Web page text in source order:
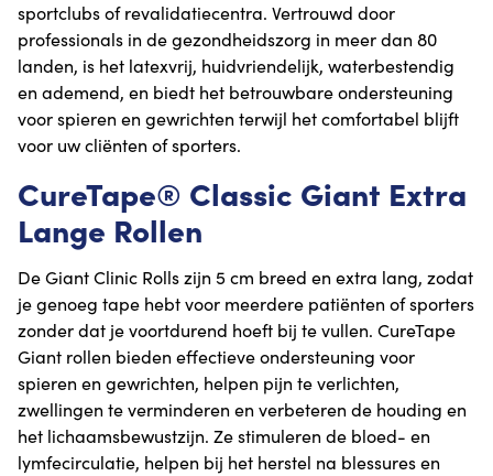
sportclubs of revalidatiecentra. Vertrouwd door
professionals in de gezondheidszorg in meer dan 80
landen, is het latexvrij, huidvriendelijk, waterbestendig
en ademend, en biedt het betrouwbare ondersteuning
voor spieren en gewrichten terwijl het comfortabel blijft
voor uw cliënten of sporters.
CureTape® Classic Giant Extra
Lange Rollen
De Giant Clinic Rolls zijn 5 cm breed en extra lang, zodat
je genoeg tape hebt voor meerdere patiënten of sporters
zonder dat je voortdurend hoeft bij te vullen. CureTape
Giant rollen bieden effectieve ondersteuning voor
spieren en gewrichten, helpen pijn te verlichten,
zwellingen te verminderen en verbeteren de houding en
het lichaamsbewustzijn. Ze stimuleren de bloed- en
lymfecirculatie, helpen bij het herstel na blessures en